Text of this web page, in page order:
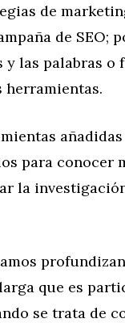
de
de SEO;
las palabras o
herramientas.
para conocer
la
que es
se trata de